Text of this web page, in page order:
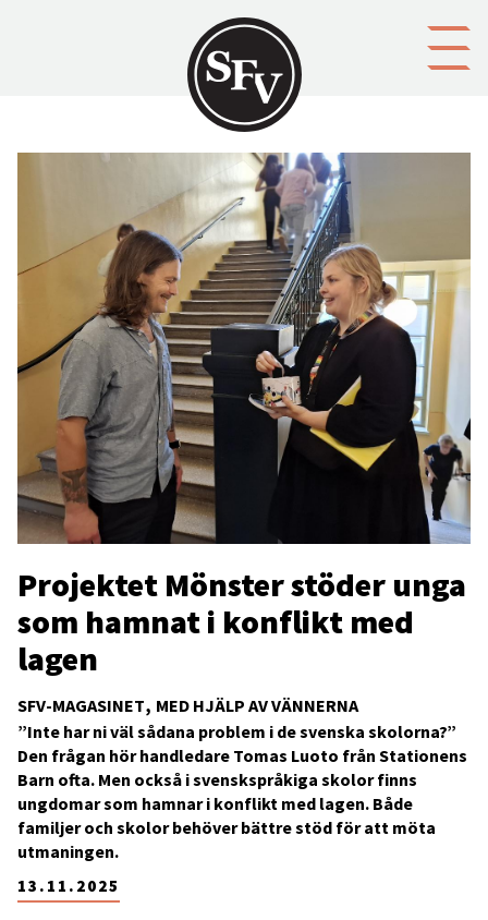
SFV-MAGASINET MED HJÄLP AV VÄNNERNA
Projektet Mönster stöder unga
som hamnat i konflikt med
lagen
13.11.2025
”Inte har ni väl sådana problem i de svenska skolorna?”
Den frågan hör handledare Tomas Luoto från Stationens
Barn ofta. Men också i svenskspråkiga skolor finns
ungdomar som hamnar i konflikt med lagen. Både
familjer och skolor behöver bättre stöd för att möta
utmaningen.